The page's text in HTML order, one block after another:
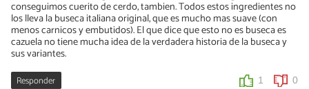
conseguimos cuerito de cerdo, tambien. Todos estos ingredientes no
los lleva la buseca italiana original, que es mucho mas suave (con
menos carnicos y embutidos). El que dice que esto no es buseca es
cazuela no tiene mucha idea de la verdadera historia de la buseca y
sus variantes.
Responder 1 0